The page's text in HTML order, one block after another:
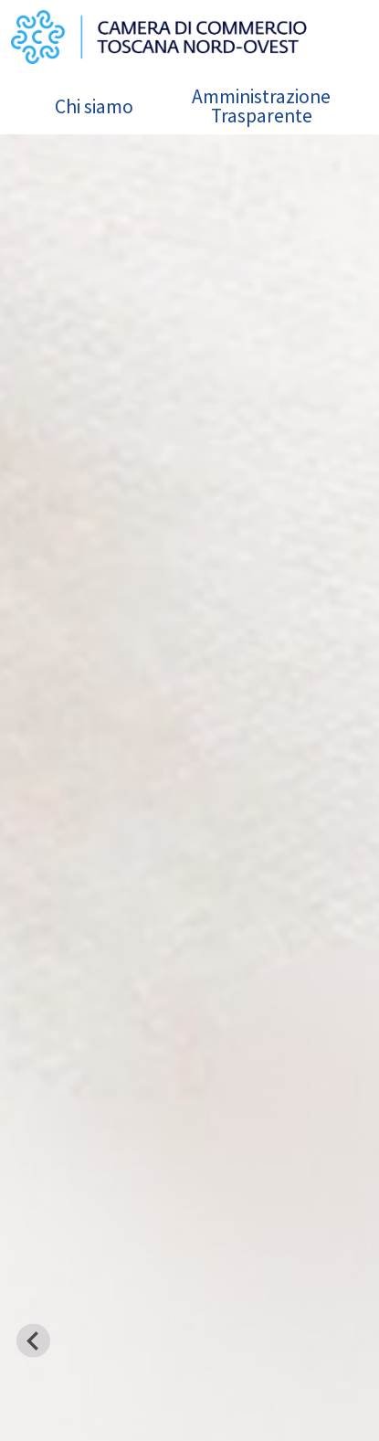
Salta al contenuto principale
Navigazione principale
Chi siamo Amministrazione
Trasparente